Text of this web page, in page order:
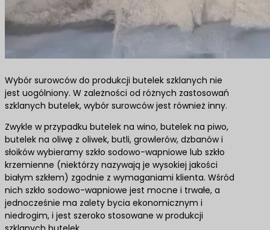
Wybór surowców do produkcji butelek szklanych nie
jest uogólniony. W zależności od różnych zastosowań
szklanych butelek, wybór surowców jest również inny.
Zwykle w przypadku butelek na wino, butelek na piwo,
butelek na oliwę z oliwek, butli, growlerów, dzbanów i
słoików wybieramy szkło sodowo-wapniowe lub szkło
krzemienne (niektórzy nazywają je wysokiej jakości
białym szkłem) zgodnie z wymaganiami klienta. Wśród
nich szkło sodowo-wapniowe jest mocne i trwałe, a
jednocześnie ma zalety bycia ekonomicznym i
niedrogim, i jest szeroko stosowane w produkcji